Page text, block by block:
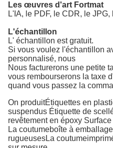
Les œuvres d'art Fortmat
L'IA, le PDF, le CDR, le JPG,
L'échantillon
L' échantillon est gratuit.
Si vous voulez l'échantillon
personnalisé, nous
Nous facturerons une petite
vous rembourserons la taxe
quand vous passez la
On produitÉtiquettes en
suspendus Étiquette de
revêtement en époxy
La coutumeboîte à emballage
rugueusesLa coutume